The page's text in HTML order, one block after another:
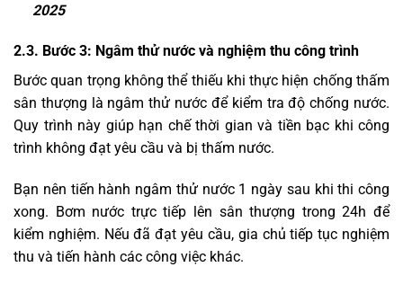
2025
2.3. Bước 3: Ngâm thử nước và nghiệm thu công trình
Bước quan trọng không thể thiếu khi thực hiện chống thấm
sân thượng là ngâm thử nước để kiểm tra độ chống nước.
Quy trình này giúp hạn chế thời gian và tiền bạc khi công
trình không đạt yêu cầu và bị thấm nước.
Bạn nên tiến hành ngâm thử nước 1 ngày sau khi thi công
xong. Bơm nước trực tiếp lên sân thượng trong 24h để
kiểm nghiệm. Nếu đã đạt yêu cầu, gia chủ tiếp tục nghiệm
thu và tiến hành các công việc khác.